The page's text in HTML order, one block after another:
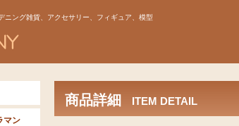
ニング雑貨、アクセサリー、フィギュア、模型
商品詳細 ITEM DETAIL
マン